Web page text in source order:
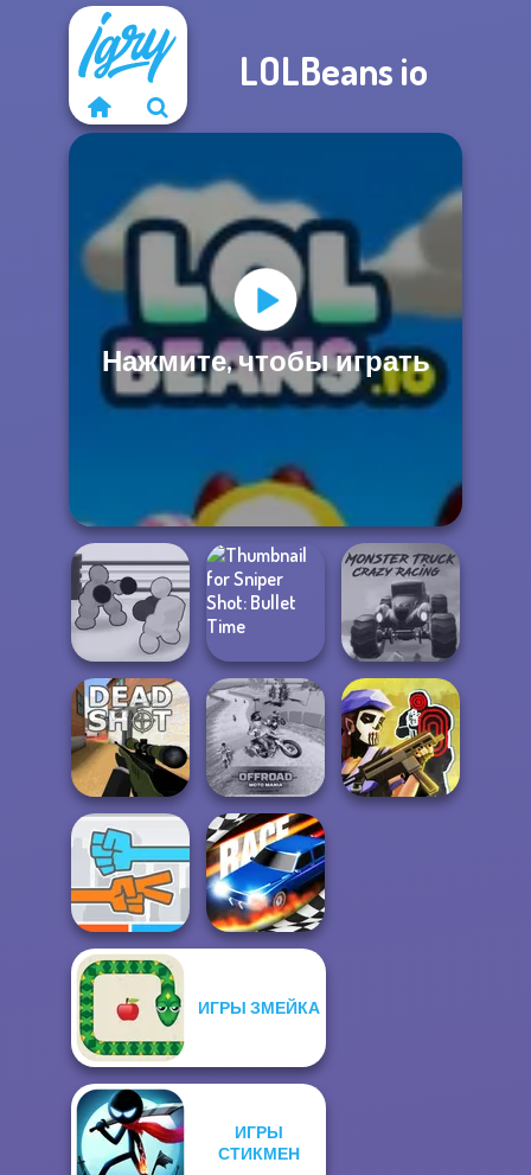
LOLBeans io
Нажмите, чтобы играть
Boxing Gang
Stars
Sniper Shot:
Bullet Time
Monster Truck
Crazy Racing
Deadshot.io
Offroad Moto
Mania
Roshambo
ИГРЫ ЗМЕЙКА
ИГРЫ
СТИКМЕН